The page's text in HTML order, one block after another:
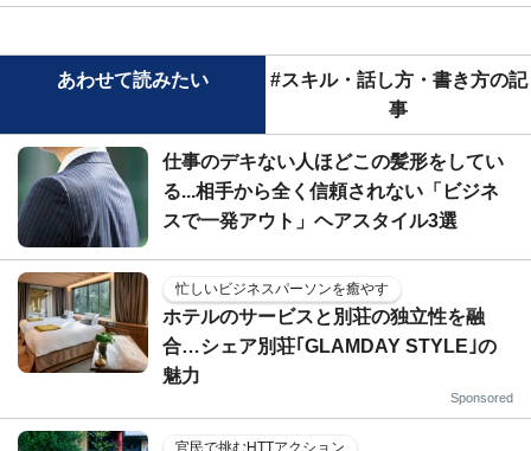
あわせて読みたい
#スキル・話し方・書き方の記
事
仕事のデキない人ほどこの髪形をしてい
る...相手から全く信頼されない「ビジネ
スで一発アウト」ヘアスタイル3選
忙しいビジネスパーソンを癒やす
ホテルのサービスと別荘の独立性を融
合…シェア別荘｢GLAMDAY STYLE｣の
魅力
Sponsored
官民で挑むHTTアクション